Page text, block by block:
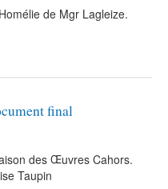
de Mgr Lagleize.
final
des Œuvres Cahors.
Taupin